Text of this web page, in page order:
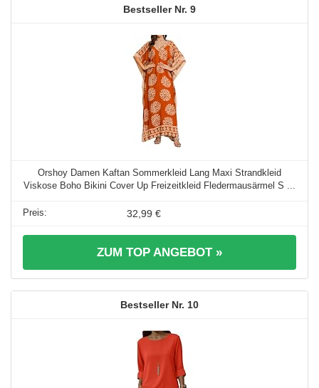
9
Orshoy Damen Kaftan Sommerkleid Lang Maxi Strandkleid
Viskose Boho Bikini Cover Up Freizeitkleid Fledermausärmel S ...
32,99 €
ZUM TOP ANGEBOT »
10